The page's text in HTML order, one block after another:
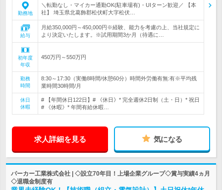
勤務地
＼転勤なし・マイカー通勤OK(駐車場有)・UIターン歓迎／ 【本
社】 埼玉県北葛飾郡松伏町大字松伏…
給与
月給350,000円～450,000円※経験、能力を考慮の上、当社規定に
より決定いたします。※試用期間3か月（待遇に…
初年度
年収
450万円～550万円
勤務
時間
8:30～17:30（実働8時間/休憩60分）時間外労働有無:有※平均残
業時間30時間/月
休日
休暇
# 【年間休日122日】# 《休日》* 完全週休2日制（土・日）* 祝日
# 《休暇》* 年間有給休暇…
求人詳細を見る 気になる
パーカー工業株式会社 | ◇設立70年目！上場企業グループ◇賞与実績4ヵ月
◇退職金制度有